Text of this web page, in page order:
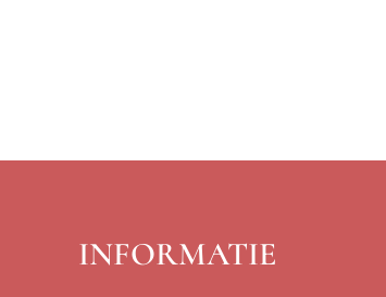
INFORMATIE